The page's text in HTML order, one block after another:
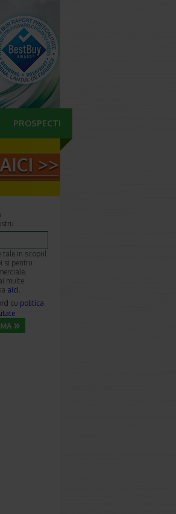
PROSPECTE
tale in scopul
si pentru
multe
aici.
cu politica